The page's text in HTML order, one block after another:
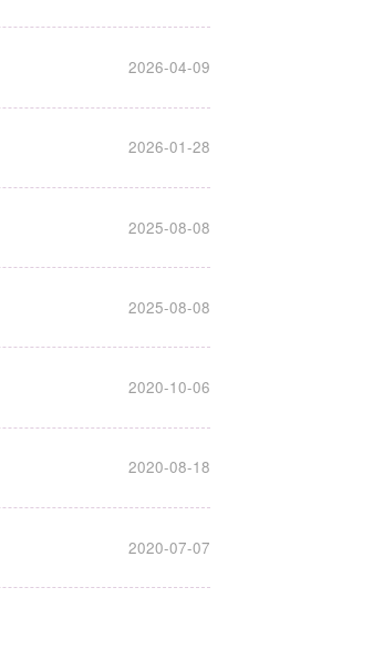
2026-04-09
2026-01-28
2025-08-08
2025-08-08
2020-10-06
2020-08-18
2020-07-07